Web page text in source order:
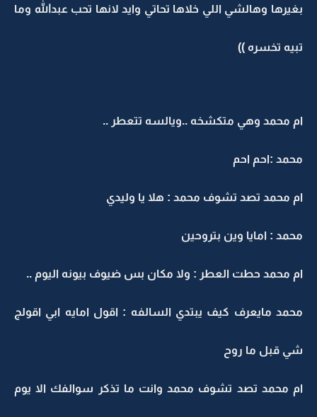
بغيرها وهالشي اللي خلاها تحاتي وايد لانها تحب عبدالله وما
تبيه تخسره ))
ام محمد وهي متكشخه ..ويالسه تتعطر ..
محمد :احم احم
ام محمد تصد تشوف محمد : هلا يا وليدي
محمد : امايا وين بتروحين
ام محمد حطت العطر : ولا مكان بس ضيوف بيونه اليوم ..
محمد مايعرف كيف يبتدي السالفه : اقول امايه ابي اقولج
شي قبل ما روح
ام محمد تصد تشوف محمد وانت ما تذكر سوالفك الا يوم